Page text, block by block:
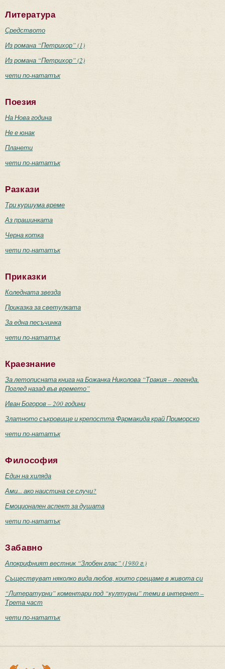
Литература
Средството
Из романа “Петрихор” (1)
Из романа “Петрихор” (2)
чети по-нататък
Поезия
На Нова година
Не е юнак
Планети
чети по-нататък
Разкази
Три куршума време
Аз прашинката
Черна котка
чети по-нататък
Приказки
Коледната звезда
Приказка за светулката
За една песъчинка
чети по-нататък
Краезнание
За летописната книга на Божанка Николова “Тракия – легенда.
Поглед назад във времето”
Иван Богоров – 200 години
Златното съкровище и крепостта Фармакида край Приморско
чети по-нататък
Философия
Един на хиляда
Ами... ако наистина се случи?
Емоционален аспект за душата
чети по-нататък
Забавно
Апокрифният вестник “Злобен глас” (1980 г.)
Съществуват няколко вида любов, които срещаме в живота си
“Литературни” коментари под “културни” теми в интернет –
Трета част
чети по-нататък